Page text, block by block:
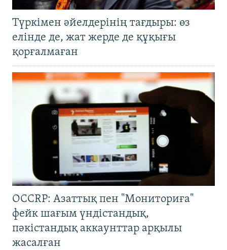
Түркімен әйелдерінің тағдыры: өз
елінде де, жат жерде де құқығы
қорғалмаған
OCCRP: Азаттық пен "Мониториға"
фейк шағым үндістандық,
пәкістандық аккаунттар арқылы
жасалған